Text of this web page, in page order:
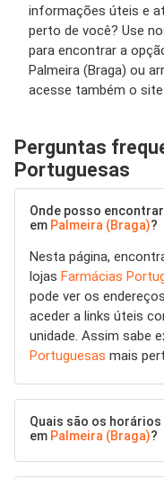
informações úteis e
perto de você? Use
para encontrar a
Palmeira (Braga) ou
acesse também o
Perguntas
Portuguesas
Onde posso
em Palmeira (Braga)?
Nesta página,
lojas Farmácias
pode ver os
aceder a links úteis
unidade. Assim sabe
Portuguesas mais
Quais são os
em Palmeira (Braga)?